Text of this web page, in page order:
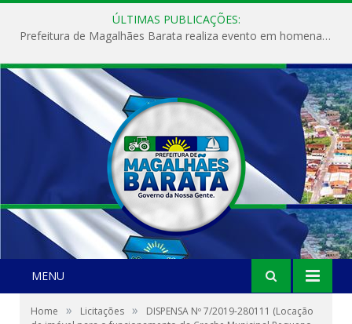
ÚLTIMAS PUBLICAÇÕES:
Prefeitura de Magalhães Barata realiza evento em homenagem ao Dia Internacional da Mulher
MENU
Home » Licitações »
DISPENSA Nº 7/2019-280111 (Locação